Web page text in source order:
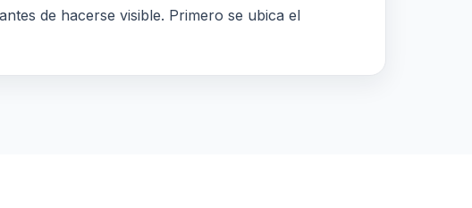
de hacerse visible. Primero se ubica el